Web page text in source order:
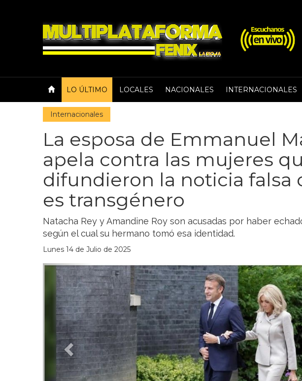
LO ÚLTIMO LOCALES NACIONALES INTERNACIONALES
Internacionales
La esposa de Emmanuel
apela contra las mujeres
difundieron la noticia falsa
es transgénero
Natacha Rey y Amandine Roy son acusadas por haber
según el cual su hermano tomó esa identidad.
Lunes 14 de Julio de 2025
Previous